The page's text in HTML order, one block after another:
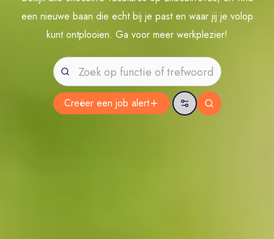
een nieuwe baan die echt bij je past en waar jij je volop
kunt ontplooien. Ga voor meer werkplezier!
Creëer een job alert